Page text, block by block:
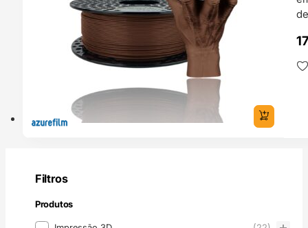
Filtros
Produtos
Produtos